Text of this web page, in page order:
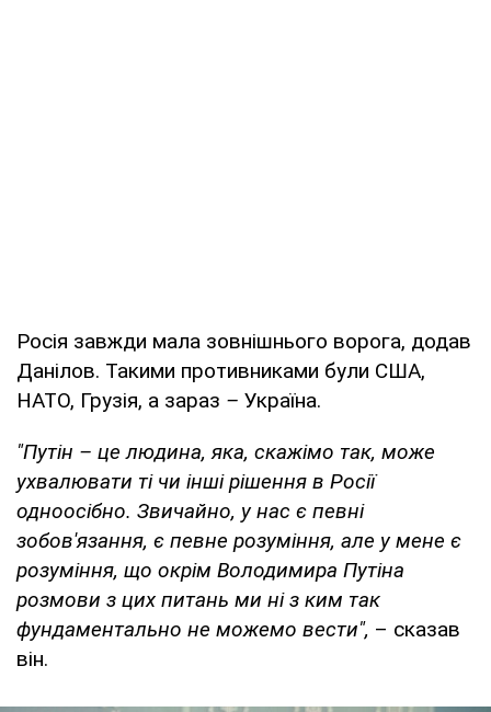
Росія завжди мала зовнішнього ворога, додав
Данілов. Такими противниками були США,
НАТО, Грузія, а зараз – Україна.
"Путін – це людина, яка, скажімо так, може
ухвалювати ті чи інші рішення в Росії
одноосібно. Звичайно, у нас є певні
зобов'язання, є певне розуміння, але у мене є
розуміння, що окрім Володимира Путіна
розмови з цих питань ми ні з ким так
фундаментально не можемо вести", – сказав
він.